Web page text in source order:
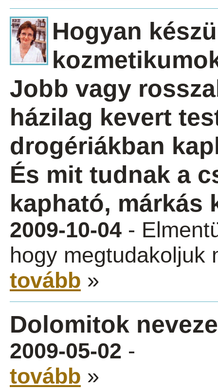
Hogyan
Jobb vagy
házilag kevert
drogériákban
És mit tudnak a
kapható, márkás
2009-10-04 -
hogy megtudakoljuk
tovább »
Dolomitok
2009-05-02 -
tovább »